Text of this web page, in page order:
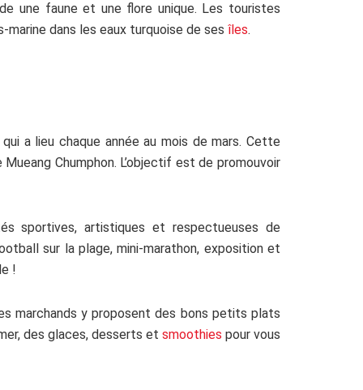
une faune et une flore unique. Les touristes
dans les eaux turquoise de ses îles.
qui a lieu chaque année au mois de mars. Cette
Chumphon. L’objectif est de promouvoir
sportives, artistiques et respectueuses de
sur la plage, mini-marathon, exposition et
!
marchands y proposent des bons petits plats
des glaces, desserts et smoothies pour vous